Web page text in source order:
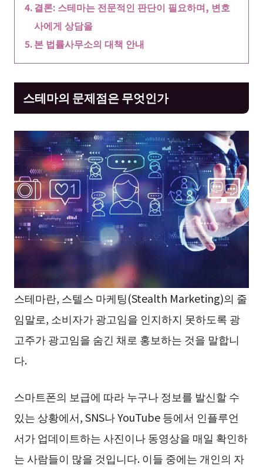
결론: 스테마는 전문적인 판단이 필요하며, 변호
사에게 상담을
본 법률사무소의 대책 안내
스테마의 문제점은 무엇인가
스테마란, 스텔스 마케팅(Stealth Marketing)의 줄
임말로, 소비자가 광고임을 인지하지 못하도록 광
고주가 광고임을 숨긴 채로 홍보하는 것을 말합니
다.
스마트폰의 보급에 따라 누구나 정보를 발신할 수
있는 상황에서, SNS나 YouTube 등에서 인플루언
서가 업데이트하는 사진이나 동영상을 매일 확인하
는 사람들이 많을 것입니다. 이들 중에는 개인의 자